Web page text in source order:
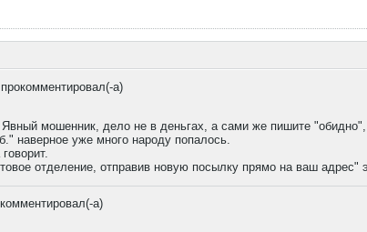
прокомментировал(-а)
Явный мошенник, дело не в деньгах, а сами же пишите
наверное уже много народу попалось.
отделение, отправив новую посылку прямо на ваш адрес"
а)